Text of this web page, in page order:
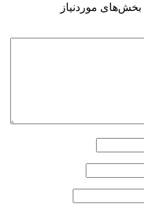
بخش‌های موردنیاز